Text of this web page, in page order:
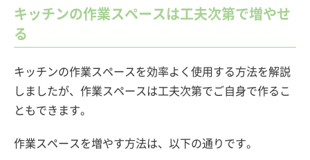
キッチンの作業スペースは工夫次第で増やせ
る
キッチンの作業スペースを効率よく使用する方法を解説
しましたが、作業スペースは工夫次第でご自身で作るこ
ともできます。
作業スペースを増やす方法は、以下の通りです。